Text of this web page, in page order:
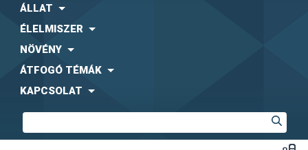
ÁLLAT
ÉLELMISZER
NÖVÉNY
ÁTFOGÓ TÉMÁK
KAPCSOLAT